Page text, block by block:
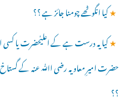
★کیا انگوٹھے چومنا جائز ہے ؟؟
★کیا یہ درست ہے کے اعلیٰحضرت یا کسی
حضرت امیرِ معاویہ رضی اﷲ عنہ کے گستاخ
؟؟